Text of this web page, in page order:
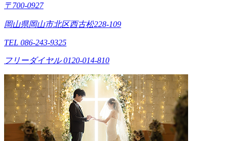
〒700-0927
岡山県岡山市北区西古松228-109
TEL 086-243-9325
フリーダイヤル 0120-014-810